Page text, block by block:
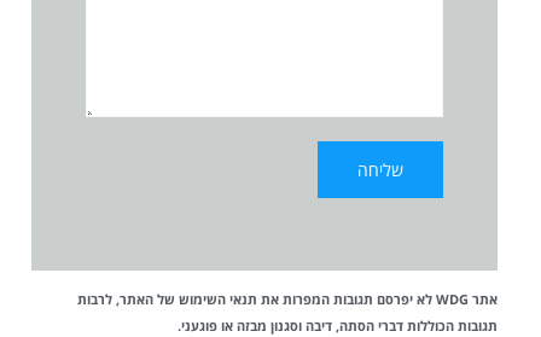
אתר WDG לא יפרסם תגובות המפרות את תנאי השימוש של האתר, לרבות
תגובות הכוללות דברי הסתה, דיבה וסגנון מבזה או פוגעני.